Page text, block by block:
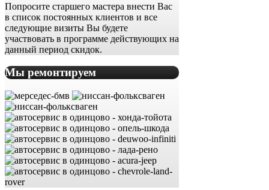
Попросите старшего мастера внести Вас
в список постоянных клиентов и все
следующие визиты Вы будете
участвовать в программе действующих на
данный период скидок.
Мы ремонтируем